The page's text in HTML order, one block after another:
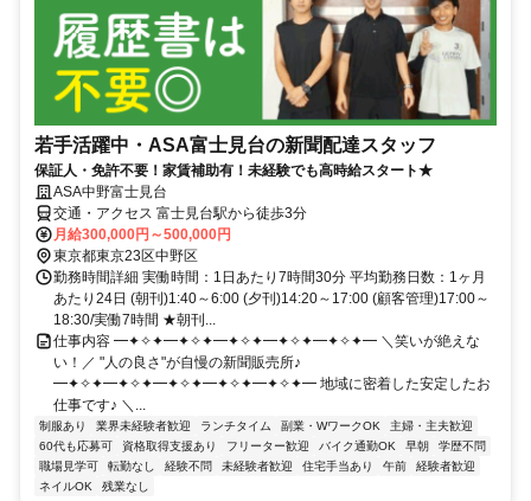
若手活躍中・ASA富士見台の新聞配達スタッフ
保証人・免許不要！家賃補助有！未経験でも高時給スタート★
ASA中野富士見台
交通・アクセス 富士見台駅から徒歩3分
月給300,000円～500,000円
東京都東京23区中野区
勤務時間詳細 実働時間：1日あたり7時間30分 平均勤務日数：1ヶ月
あたり24日 (朝刊)1:40～6:00 (夕刊)14:20～17:00 (顧客管理)17:00～
18:30/実働7時間 ★朝刊...
仕事内容 ━✦✧✦━✦✧✦━✦✧✦━✦✧✦━✦✧✦━ ＼笑いが絶えな
い！／ "人の良さ"が自慢の新聞販売所♪
━✦✧✦━✦✧✦━✦✧✦━✦✧✦━✦✧✦━ 地域に密着した安定したお
仕事です♪ ＼...
制服あり 業界未経験者歓迎 ランチタイム 副業・WワークOK
主婦・主夫歓迎
60代も応募可
資格取得支援あり フリーター歓迎 バイク通勤OK 早朝
学歴不問
職場見学可
転勤なし 経験不問 未経験者歓迎 住宅手当あり 午前
経験者歓迎
ネイルOK
残業なし